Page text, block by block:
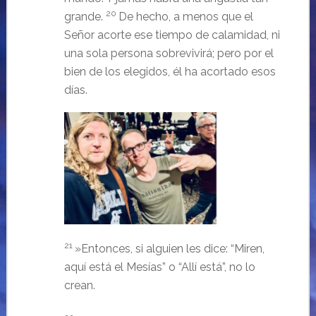
grande. 20 De hecho, a menos que el
Señor acorte ese tiempo de calamidad, ni
una sola persona sobrevivirá; pero por el
bien de los elegidos, él ha acortado esos
días.
21 »Entonces, si alguien les dice: “Miren,
aquí está el Mesías” o “Allí está”, no lo
crean.